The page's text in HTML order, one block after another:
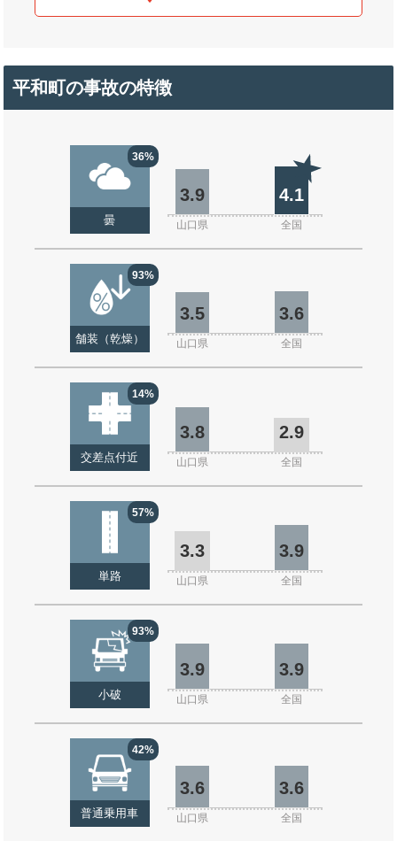
平和町の事故の特徴
36%
曇
3.9 4.1
山口県 全国
93%
舗装（乾燥）
3.5 3.6
山口県 全国
14%
交差点付近
3.8 2.9
山口県 全国
57%
単路
3.3 3.9
山口県 全国
93%
小破
3.9 3.9
山口県 全国
42%
普通乗用車
3.6 3.6
山口県 全国